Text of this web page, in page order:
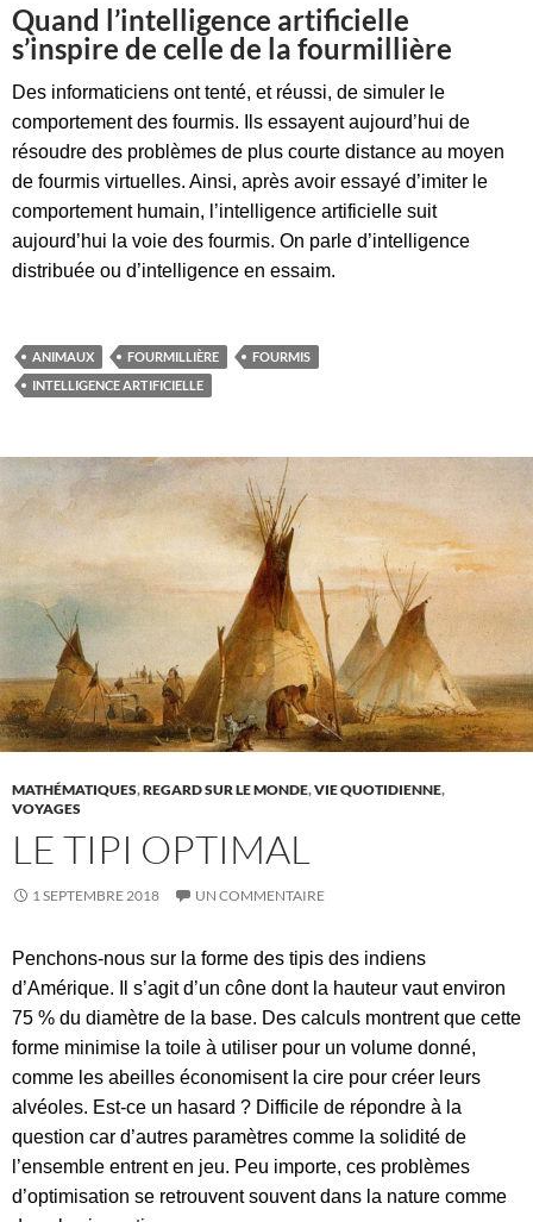
Quand l’intelligence artificielle
s’inspire de celle de la fourmillière
Des informaticiens ont tenté, et réussi, de simuler le
comportement des fourmis. Ils essayent aujourd’hui de
résoudre des problèmes de plus courte distance au moyen
de fourmis virtuelles. Ainsi, après avoir essayé d’imiter le
comportement humain, l’intelligence artificielle suit
aujourd’hui la voie des fourmis. On parle d’intelligence
distribuée ou d’intelligence en essaim.
ANIMAUX FOURMILLIÈRE
FOURMIS
INTELLIGENCE ARTIFICIELLE
MATHÉMATIQUES,REGARD SUR LE MONDE,VIE QUOTIDIENNE,
VOYAGES
LE TIPI OPTIMAL
1 SEPTEMBRE 2018 UN COMMENTAIRE
Penchons-nous sur la forme des tipis des indiens
d’Amérique. Il s’agit d’un cône dont la hauteur vaut environ
75 % du diamètre de la base. Des calculs montrent que cette
forme minimise la toile à utiliser pour un volume donné,
comme les abeilles économisent la cire pour créer leurs
alvéoles. Est-ce un hasard ? Difficile de répondre à la
question car d’autres paramètres comme la solidité de
l’ensemble entrent en jeu. Peu importe, ces problèmes
d’optimisation se retrouvent souvent dans la nature comme